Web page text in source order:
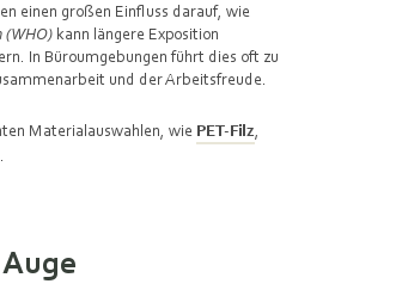
einen großen Einfluss darauf, wie
(WHO) kann längere Exposition
In Büroumgebungen führt dies oft zu
und der Arbeitsfreude.
Materialauswahlen, wie PET-Filz